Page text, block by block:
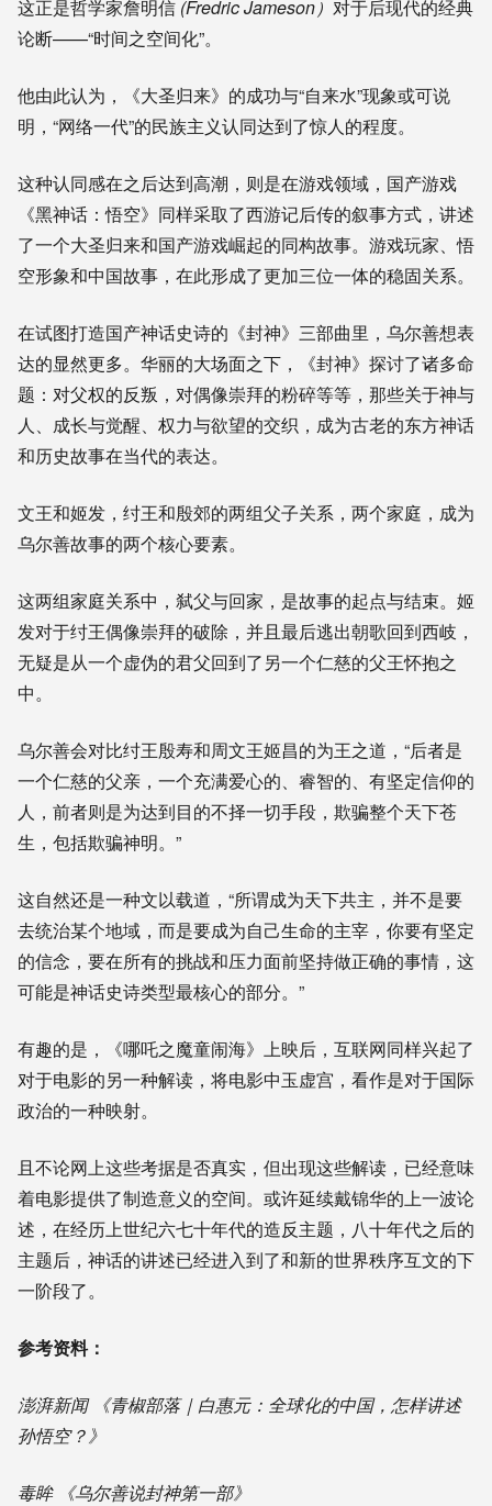
这正是哲学家詹明信 (Fredric Jameson） 对于后现代的经典
论断——“时间之空间化”。
他由此认为，《大圣归来》的成功与“自来水”现象或可说
明，“网络一代”的民族主义认同达到了惊人的程度。
这种认同感在之后达到高潮，则是在游戏领域，国产游戏
《黑神话：悟空》同样采取了西游记后传的叙事方式，讲述
了一个大圣归来和国产游戏崛起的同构故事。游戏玩家、悟
空形象和中国故事，在此形成了更加三位一体的稳固关系。
在试图打造国产神话史诗的《封神》三部曲里，乌尔善想表
达的显然更多。华丽的大场面之下，《封神》探讨了诸多命
题：对父权的反叛，对偶像崇拜的粉碎等等，那些关于神与
人、成长与觉醒、权力与欲望的交织，成为古老的东方神话
和历史故事在当代的表达。
文王和姬发，纣王和殷郊的两组父子关系，两个家庭，成为
乌尔善故事的两个核心要素。
这两组家庭关系中，弑父与回家，是故事的起点与结束。姬
发对于纣王偶像崇拜的破除，并且最后逃出朝歌回到西岐，
无疑是从一个虚伪的君父回到了另一个仁慈的父王怀抱之
中。
乌尔善会对比纣王殷寿和周文王姬昌的为王之道，“后者是
一个仁慈的父亲，一个充满爱心的、睿智的、有坚定信仰的
人，前者则是为达到目的不择一切手段，欺骗整个天下苍
生，包括欺骗神明。”
这自然还是一种文以载道，“所谓成为天下共主，并不是要
去统治某个地域，而是要成为自己生命的主宰，你要有坚定
的信念，要在所有的挑战和压力面前坚持做正确的事情，这
可能是神话史诗类型最核心的部分。”
有趣的是，《哪吒之魔童闹海》上映后，互联网同样兴起了
对于电影的另一种解读，将电影中玉虚宫，看作是对于国际
政治的一种映射。
且不论网上这些考据是否真实，但出现这些解读，已经意味
着电影提供了制造意义的空间。或许延续戴锦华的上一波论
述，在经历上世纪六七十年代的造反主题，八十年代之后的
主题后，神话的讲述已经进入到了和新的世界秩序互文的下
一阶段了。
参考资料：
澎湃新闻 《青椒部落｜白惠元：全球化的中国，怎样讲述
孙悟空？》
毒眸 《乌尔善说封神第一部》